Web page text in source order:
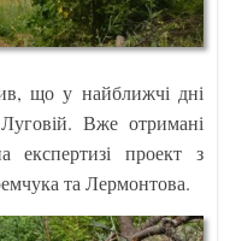
що у найближчі дні
Вже отримані
експертизі проект з
та Лермонтова.